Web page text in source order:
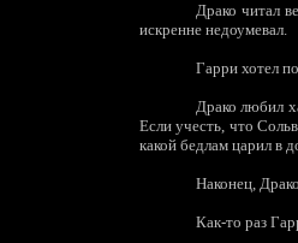
Драко читал
искренне недоумевал.
Гарри хотел
Драко любил
Если учесть, что
какой бедлам царил в
Наконец,
Как-то раз